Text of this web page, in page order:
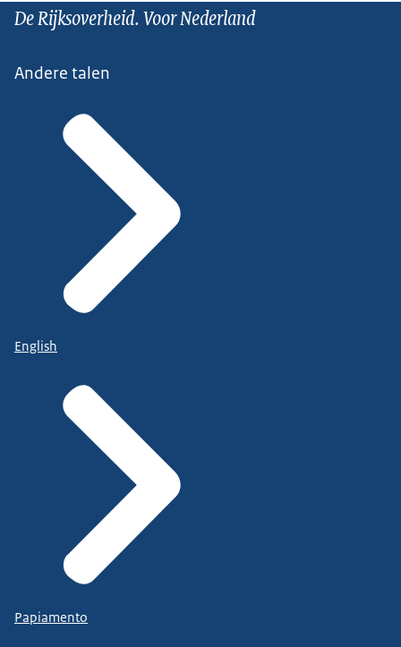
De Rijksoverheid. Voor Nederland
Andere talen
English
Papiamento